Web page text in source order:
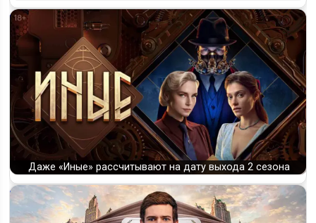
Даже «Иные» рассчитывают на дату выхода 2 сезона